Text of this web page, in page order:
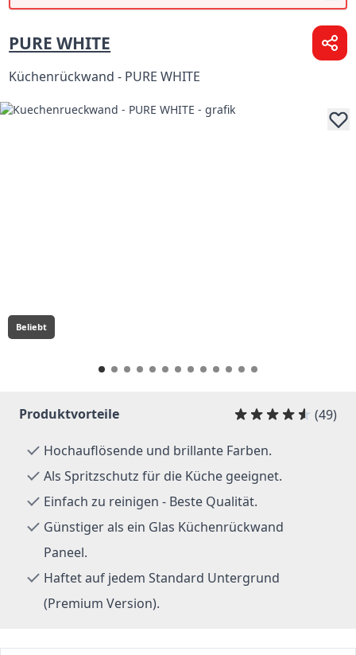
PURE WHITE
Küchenrückwand - PURE WHITE
Beliebt
Produktvorteile (49)
Hochauflösende und brillante Farben.
Als Spritzschutz für die Küche geeignet.
Einfach zu reinigen - Beste Qualität.
Günstiger als ein Glas Küchenrückwand
Paneel.
Haftet auf jedem Standard Untergrund
(Premium Version).